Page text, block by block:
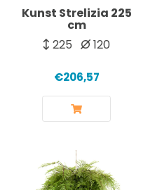
Kunst Strelizia 225
cm
225
120
€206,57